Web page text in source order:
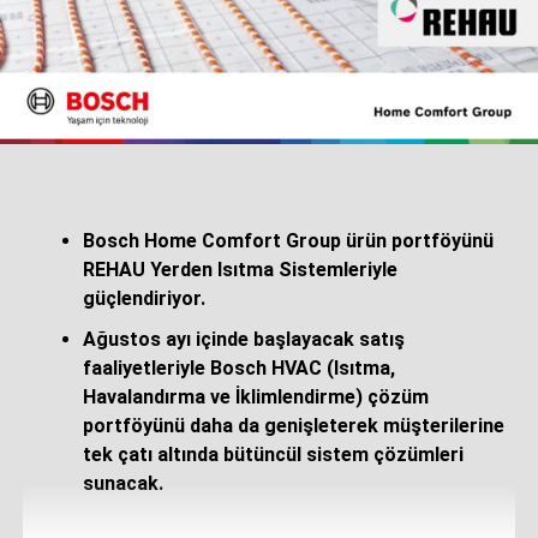
yetkinliğimizi güçlendiriyor. Dilovası tesisimizde CO₂
azaltılmış ürünler sunabilmemiz, müşterilerimizin yeşil
dönüşümünü destekleme yolunda, onların tercih ettikleri
kimya şirketi olma kararlılığımızı açıkça gösteriyor.”
BASF Türk Genel Müdürü Tolga Demirözü ise şöyle
vermek konusundaki kararlılığımızın bir göstergesi.
Ülkemize olan güvenimizi ve müşterilerimizin
sürdürülebilirlik yolculuklarında yanlarında olduğumuzu
büyük mutluluk duyuyoruz.”
Dilovası Fabrika Müdürü Bahadır Bayraktar
konuşmasında, “Öncelikli hedeflerimiz arasında tedarik
gücümüzü artırmak, ürün hacmini yükseltmek ve üretim
hatlarında esneklik sağlamak yer alıyor. Yeni teknolojimiz
sayesinde pazara düşük VOC içeren dispersiyonlar
Bosch Home Comfort Group ürün portföyünü
REHAU Yerden Isıtma Sistemleriyle
güçlendiriyor.
Ağustos ayı içinde başlayacak satış
faaliyetleriyle Bosch HVAC (Isıtma,
Havalandırma ve İklimlendirme) çözüm
portföyünü daha da genişleterek müşterilerine
tek çatı altında bütüncül sistem çözümleri
sunacak.